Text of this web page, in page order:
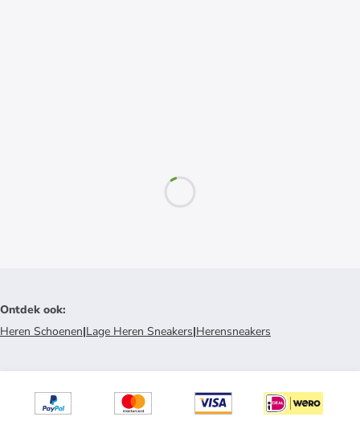
Ontdek ook:
Heren Schoenen|Lage Heren Sneakers|Herensneakers